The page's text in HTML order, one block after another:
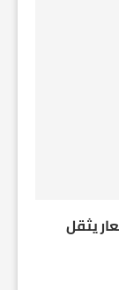
يثقل